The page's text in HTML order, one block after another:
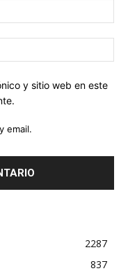
y sitio web en este
email.
2287
837